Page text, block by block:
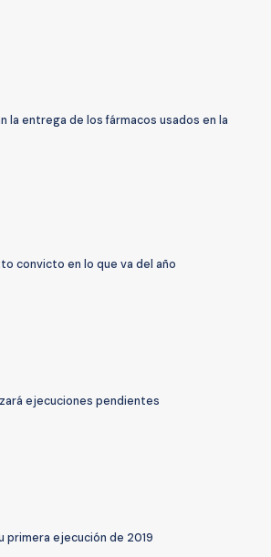
la entrega de los fármacos usados en la
convicto en lo que va del año
ejecuciones pendientes
primera ejecución de 2019